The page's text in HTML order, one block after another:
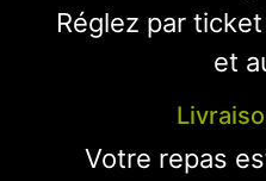
Réglez par
et
Votre repas